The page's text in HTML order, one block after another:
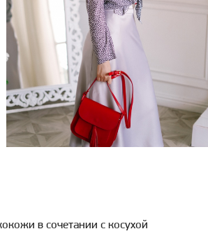
в сочетании с косухой